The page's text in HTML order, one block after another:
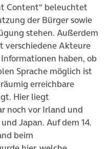
Content“ beleuchtet
der Bürger sowie
stehen. Außerdem
verschiedene Akteure
haben, ob
Sprache möglich ist
erreichbare
Hier liegt
noch vor Irland und
Japan. Auf dem 14.
beim